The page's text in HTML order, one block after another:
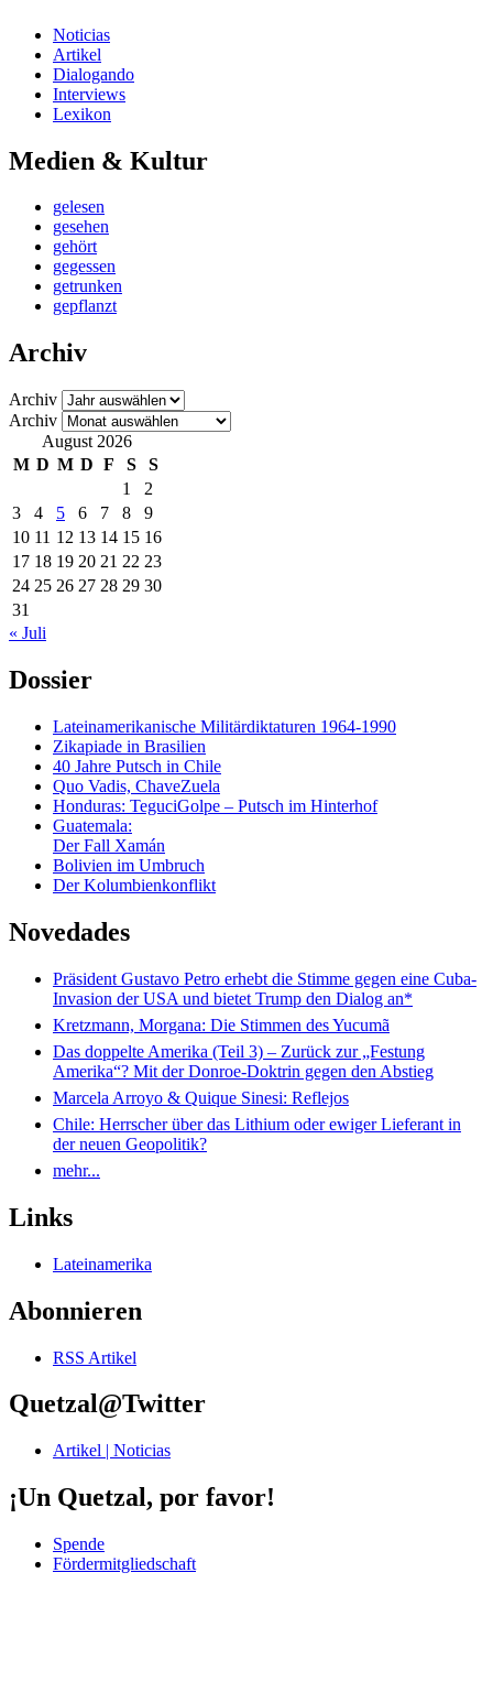
Noticias
Artikel
Dialogando
Interviews
Lexikon
Medien & Kultur
gelesen
gesehen
gehört
gegessen
getrunken
gepflanzt
Archiv
Archiv
Archiv
August 2026
M D M D F S
S
1
2
3
4 5 6 7 8
9
10 11 12 13 14 15 16
17 18 19 20 21 22 23
24 25 26 27 28 29 30
31
« Juli
Dossier
Lateinamerikanische Militärdiktaturen 1964-1990
Zikapiade in Brasilien
40 Jahre Putsch in Chile
Quo Vadis, ChaveZuela
Honduras: TeguciGolpe – Putsch im Hinterhof
Guatemala:
Der Fall Xamán
Bolivien im Umbruch
Der Kolumbienkonflikt
Novedades
Präsident Gustavo Petro erhebt die Stimme gegen eine Cuba-
Invasion der USA und bietet Trump den Dialog an*
Kretzmann, Morgana: Die Stimmen des Yucumã
Das doppelte Amerika (Teil 3) – Zurück zur „Festung
Amerika“? Mit der Donroe-Doktrin gegen den Abstieg
Marcela Arroyo & Quique Sinesi: Reflejos
Chile: Herrscher über das Lithium oder ewiger Lieferant in
der neuen Geopolitik?
mehr...
Links
Lateinamerika
Abonnieren
RSS Artikel
Quetzal@Twitter
Artikel | Noticias
¡Un Quetzal, por favor!
Spende
Fördermitgliedschaft